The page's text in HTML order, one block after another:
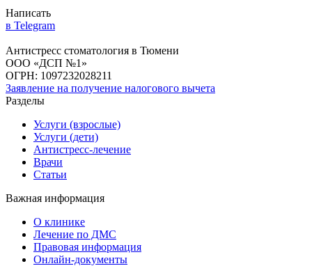
Написать
в Telegram
Антистресс стоматология в Тюмени
ООО «ДСП №1»
ОГРН: 1097232028211
Заявление на получение налогового вычета
Разделы
Услуги (взрослые)
Услуги (дети)
Антистресс-лечение
Врачи
Статьи
Важная информация
О клинике
Лечение по ДМС
Правовая информация
Онлайн-документы